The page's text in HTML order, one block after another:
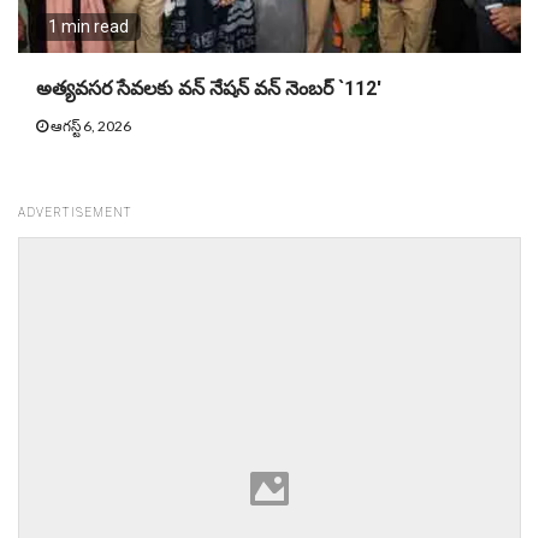
1 min read
అత్యవసర సేవలకు వన్ నేషన్ వన్ నెంబర్ `112′
ఆగస్ట్ 6, 2026
ADVERTISEMENT